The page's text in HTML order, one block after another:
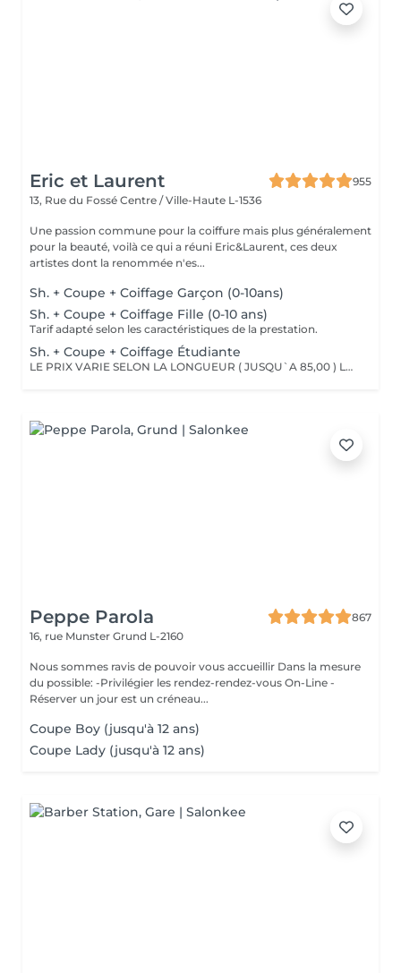
Eric et Laurent
955
13, Rue du Fossé Centre / Ville-Haute L-1536
Une passion commune pour la coiffure mais plus généralement
pour la beauté, voilà ce qui a réuni Eric&Laurent, ces deux
artistes dont la renommée n'es...
Sh. + Coupe + Coiffage Garçon (0-10ans)
Sh. + Coupe + Coiffage Fille (0-10 ans)
Tarif adapté selon les caractéristiques de la prestation.
Sh. + Coupe + Coiffage Étudiante
LE PRIX VARIE SELON LA LONGUEUR ( JUSQU`A 85,00 ) Les remises sont valables uniquement mardi-mercredi-jeudi sur les prestations couleur, toner et balayage (-10%)
Peppe Parola
867
16, rue Munster Grund L-2160
Nous sommes ravis de pouvoir vous accueillir Dans la mesure
du possible: -Privilégier les rendez-rendez-vous On-Line -
Réserver un jour est un créneau...
Coupe Boy (jusqu'à 12 ans)
Coupe Lady (jusqu'à 12 ans)